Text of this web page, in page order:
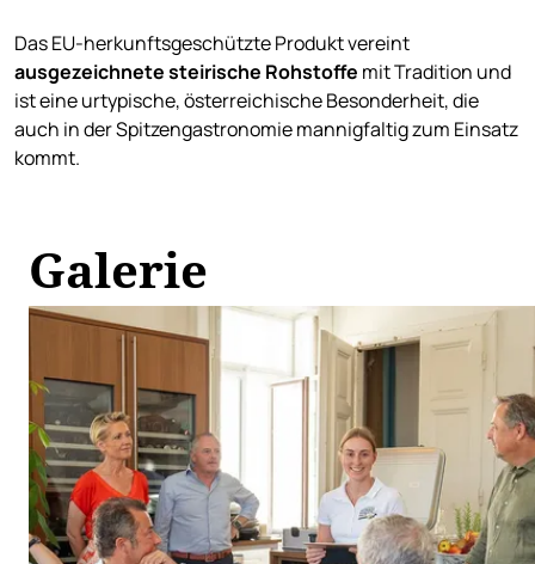
Das EU-herkunftsgeschützte Produkt vereint
ausgezeichnete steirische Rohstoffe mit Tradition und
ist eine urtypische, österreichische Besonderheit, die
auch in der Spitzengastronomie mannigfaltig zum Einsatz
kommt.
Galerie